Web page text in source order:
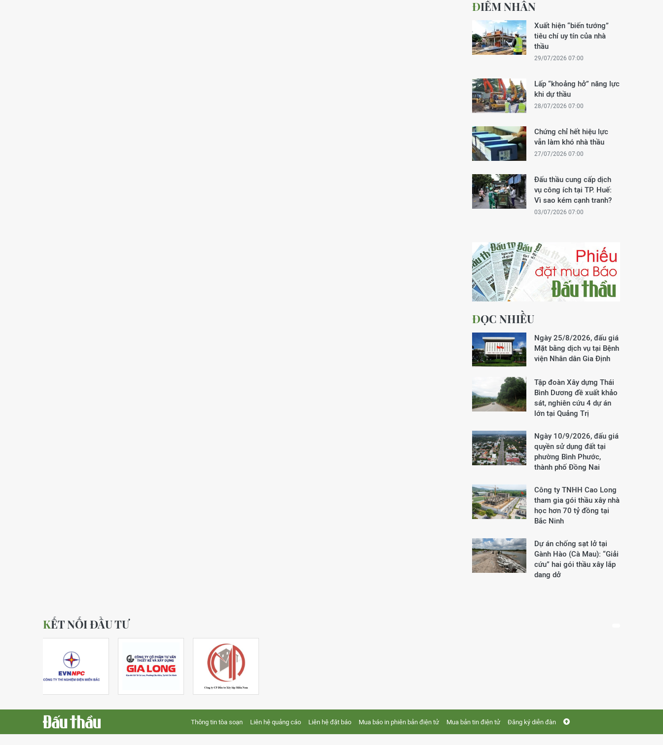
ĐIỂM NHẤN
Xuất hiện “biến tướng”
tiêu chí uy tín của nhà
thầu
29/07/2026 07:00
Lấp “khoảng hở” năng lực
khi dự thầu
28/07/2026 07:00
Chứng chỉ hết hiệu lực
vẫn làm khó nhà thầu
27/07/2026 07:00
Đấu thầu cung cấp dịch
vụ công ích tại TP. Huế:
Vì sao kém cạnh tranh?
03/07/2026 07:00
ĐỌC NHIỀU
Ngày 25/8/2026, đấu giá
Mặt bằng dịch vụ tại Bệnh
viện Nhân dân Gia Định
Tập đoàn Xây dựng Thái
Bình Dương đề xuất khảo
sát, nghiên cứu 4 dự án
lớn tại Quảng Trị
Ngày 10/9/2026, đấu giá
quyền sử dụng đất tại
phường Bình Phước,
thành phố Đồng Nai
Công ty TNHH Cao Long
tham gia gói thầu xây nhà
học hơn 70 tỷ đồng tại
Bắc Ninh
Dự án chống sạt lở tại
Gành Hào (Cà Mau): “Giải
cứu” hai gói thầu xây lắp
dang dở
KẾT NỐI ĐẦU TƯ
Thông tin tòa soạn Liên hệ quảng cáo Liên hệ đặt báo Mua báo in phiên bản điện tử Mua bản tin điện tử Đăng ký diễn đàn